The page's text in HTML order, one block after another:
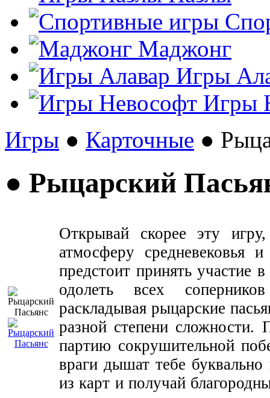
Маджонг
Игры
Игры
Игры ● Карточные ●
● Рыцарский
Открывай скорее эту
атмосферу средневековья
предстоит принять участие
одолеть всех
раскладывая рыцарские
разной степени сложности.
партию сокрушительной
враги дышат тебе
из карт и получай